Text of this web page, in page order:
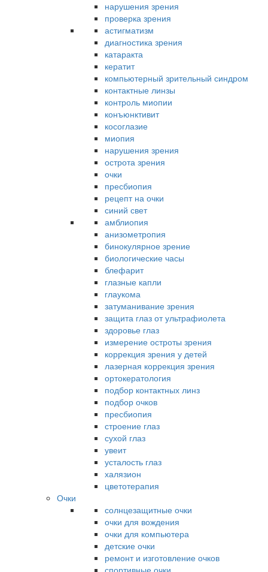
нарушения зрения
проверка зрения
астигматизм
диагностика зрения
катаракта
кератит
компьютерный зрительный синдром
контактные линзы
контроль миопии
конъюнктивит
косоглазие
миопия
нарушения зрения
острота зрения
очки
пресбиопия
рецепт на очки
синий свет
амблиопия
анизометропия
бинокулярное зрение
биологические часы
блефарит
глазные капли
глаукома
затуманивание зрения
защита глаз от ультрафиолета
здоровье глаз
измерение остроты зрения
коррекция зрения у детей
лазерная коррекция зрения
ортокератология
подбор контактных линз
подбор очков
пресбиопия
строение глаз
сухой глаз
увеит
усталость глаз
халязион
цветотерапия
Очки
солнцезащитные очки
очки для вождения
очки для компьютера
детские очки
ремонт и изготовление очков